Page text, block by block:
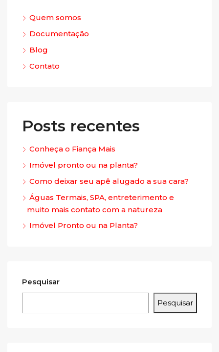
Quem somos
Documentação
Blog
Contato
Posts recentes
Conheça o Fiança Mais
Imóvel pronto ou na planta?
Como deixar seu apê alugado a sua cara?
Águas Termais, SPA, entreterimento e
muito mais contato com a natureza
Imóvel Pronto ou na Planta?
Pesquisar
Pesquisar